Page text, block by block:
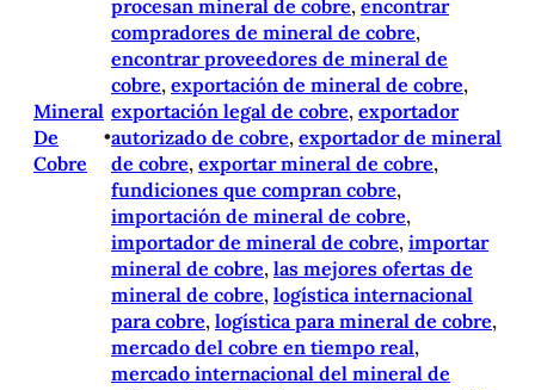
Mineral
De
Cobre
•
procesan mineral de cobre, encontrar
compradores de mineral de cobre
encontrar proveedores de mineral de
cobre, exportación de mineral de cobre
exportación legal de cobre, exportador
autorizado de cobre, exportador de mineral
de cobre, exportar mineral de cobre
fundiciones que compran cobre
importación de mineral de cobre
importador de mineral de cobre, importar
mineral de cobre, las mejores ofertas de
mineral de cobre, logística internacional
para cobre, logística para mineral de cobre
mercado del cobre en tiempo real
mercado internacional del mineral de